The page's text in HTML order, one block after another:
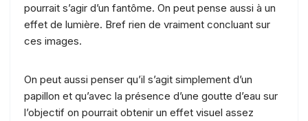
pourrait s’agir d’un fantôme. On peut pense aussi à un
effet de lumière. Bref rien de vraiment concluant sur
ces images.
On peut aussi penser qu’il s’agit simplement d’un
papillon et qu’avec la présence d’une goutte d’eau sur
l’objectif on pourrait obtenir un effet visuel assez